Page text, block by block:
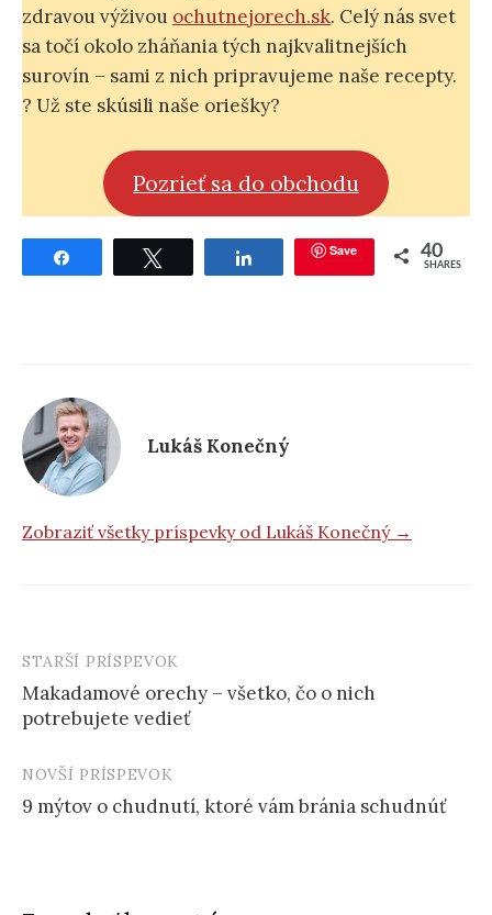
zdravou výživou ochutnejorech.sk. Celý nás svet
sa točí okolo zháňania tých najkvalitnejších
surovín – sami z nich pripravujeme naše recepty.
? Už ste skúsili naše oriešky?
Pozrieť sa do obchodu
Save 40
SHARES
Lukáš Konečný
Zobraziť všetky príspevky od Lukáš Konečný →
Post
navigation
STARŠÍ PRÍSPEVOK
Makadamové orechy – všetko, čo o nich
potrebujete vedieť
NOVŠÍ PRÍSPEVOK
9 mýtov o chudnutí, ktoré vám bránia schudnúť